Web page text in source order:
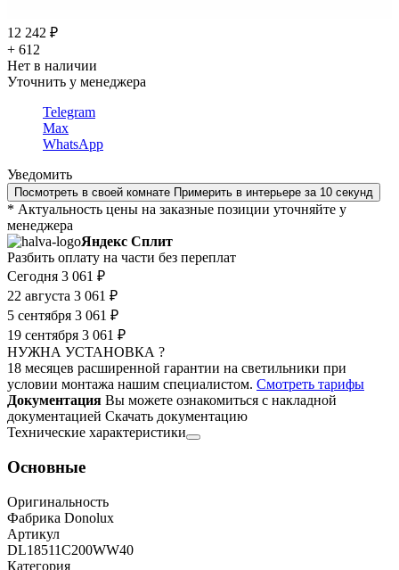
12 242 ₽
+ 612
Нет в наличии
Уточнить у менеджера
Telegram
Max
WhatsApp
Уведомить
Посмотреть в своей комнате Примерить в интерьере за 10 секунд
* Актуальность цены на заказные позиции уточняйте у
менеджера
Яндекс Сплит
Разбить оплату на части без переплат
Сегодня 3 061 ₽
22 августа 3 061 ₽
5 сентября 3 061 ₽
19 сентября 3 061 ₽
НУЖНА УСТАНОВКА ?
18 месяцев расширенной гарантии на светильники при
условии монтажа нашим специалистом. Смотреть тарифы
Документация Вы можете ознакомиться с накладной
документацией Скачать документацию
Технические характеристики
Основные
Оригинальность
Фабрика Donolux
Артикул
DL18511C200WW40
Категория